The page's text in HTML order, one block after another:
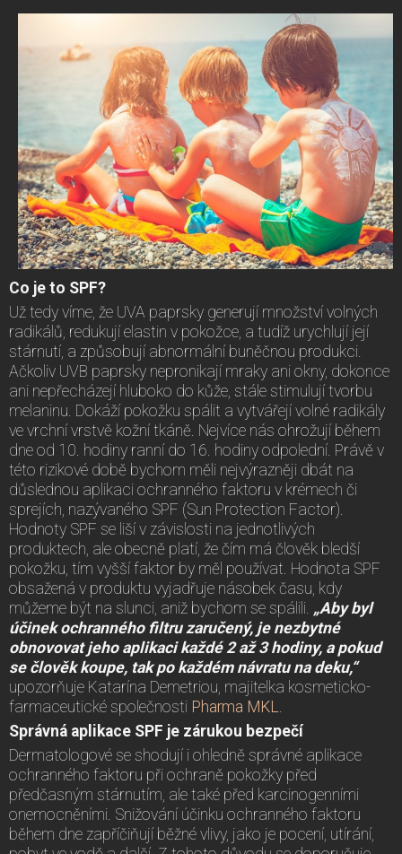
Co je to SPF?
Už tedy víme, že UVA paprsky generují množství volných
radikálů, redukují elastin v pokožce, a tudíž urychlují její
stárnutí, a způsobují abnormální buněčnou produkci.
Ačkoliv UVB paprsky nepronikají mraky ani okny, dokonce
ani nepřecházejí hluboko do kůže, stále stimulují tvorbu
melaninu. Dokáží pokožku spálit a vytvářejí volné radikály
ve vrchní vrstvě kožní tkáně. Nejvíce nás ohrožují během
dne od 10. hodiny ranní do 16. hodiny odpolední. Právě v
této rizikové době bychom měli nejvýrazněji dbát na
důslednou aplikaci ochranného faktoru v krémech či
sprejích, nazývaného SPF (Sun Protection Factor).
Hodnoty SPF se liší v závislosti na jednotlivých
produktech, ale obecně platí, že čím má člověk bledší
pokožku, tím vyšší faktor by měl používat. Hodnota SPF
obsažená v produktu vyjadřuje násobek času, kdy
můžeme být na slunci, aniž bychom se spálili. „Aby byl
účinek ochranného filtru zaručený, je nezbytné
obnovovat jeho aplikaci každé 2 až 3 hodiny, a pokud
se člověk koupe, tak po každém návratu na deku,“
upozorňuje Katarína Demetriou, majitelka kosmeticko-
farmaceutické společnosti Pharma MKL.
Správná aplikace SPF je zárukou bezpečí
Dermatologové se shodují i ​​ohledně správné aplikace
ochranného faktoru při ochraně pokožky před
předčasným stárnutím, ale také před karcinogenními
onemocněními. Snižování účinku ochranného faktoru
během dne zapříčiňují běžné vlivy, jako je pocení, utírání,